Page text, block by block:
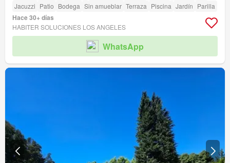
Jacuzzi Patio Bodega Sin amueblar Terraza Piscina Jardín Parilla
Hace 30+ días
HABITER SOLUCIONES LOS ANGELES
WhatsApp